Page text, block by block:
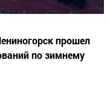
прошел
по зимнему